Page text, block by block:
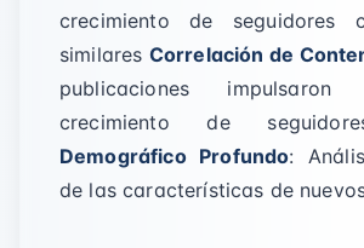
crecimiento de seguidores
similares Correlación de
publicaciones
crecimiento de
Demográfico Profundo:
de las características de